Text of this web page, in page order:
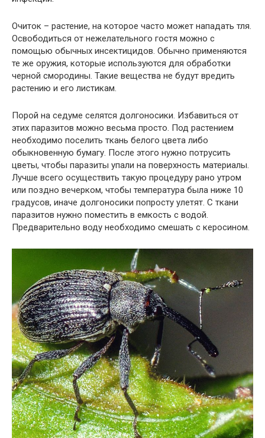
Очиток – растение, на которое часто может нападать тля.
Освободиться от нежелательного гостя можно с
помощью обычных инсектицидов. Обычно применяются
те же оружия, которые используются для обработки
черной смородины. Такие вещества не будут вредить
растению и его листикам.
Порой на седуме селятся долгоносики. Избавиться от
этих паразитов можно весьма просто. Под растением
необходимо поселить ткань белого цвета либо
обыкновенную бумагу. После этого нужно потрусить
цветы, чтобы паразиты упали на поверхность материалы.
Лучше всего осуществить такую процедуру рано утром
или поздно вечерком, чтобы температура была ниже 10
градусов, иначе долгоносики попросту улетят. С ткани
паразитов нужно поместить в емкость с водой.
Предварительно воду необходимо смешать с керосином.